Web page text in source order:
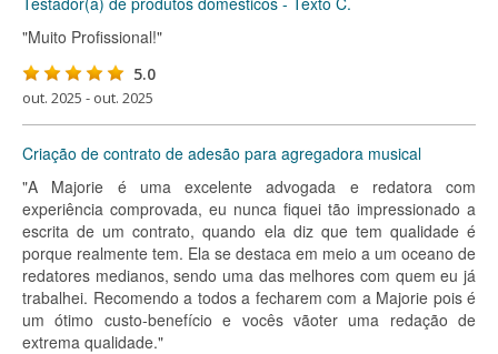
"Muito Profissional!"
5.0
out. 2025 - out. 2025
Criação de contrato de adesão para agregadora musical
"A Majorie é uma excelente advogada e redatora com
experiência comprovada, eu nunca fiquei tão impressionado a
escrita de um contrato, quando ela diz que tem qualidade é
porque realmente tem. Ela se destaca em meio a um oceano de
redatores medianos, sendo uma das melhores com quem eu já
trabalhei. Recomendo a todos a fecharem com a Majorie pois é
um ótimo custo-benefício e vocês vãoter uma redação de
extrema qualidade."